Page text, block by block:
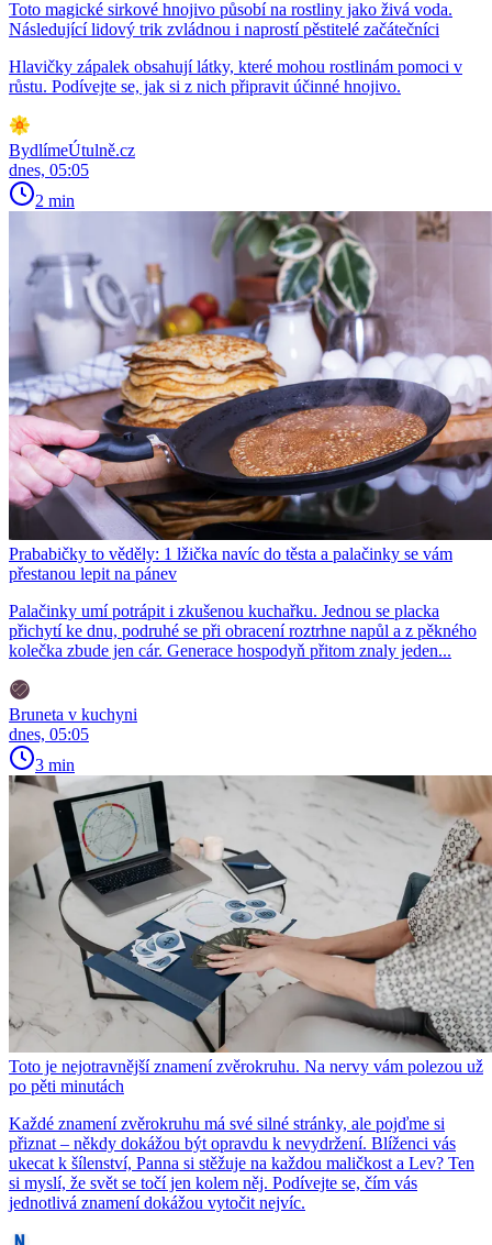
Toto magické sirkové hnojivo působí na rostliny jako živá voda.
Následující lidový trik zvládnou i naprostí pěstitelé začátečníci
Hlavičky zápalek obsahují látky, které mohou rostlinám pomoci v
růstu. Podívejte se, jak si z nich připravit účinné hnojivo.
BydlímeÚtulně.cz
dnes, 05:05
2 min
Prababičky to věděly: 1 lžička navíc do těsta a palačinky se vám
přestanou lepit na pánev
Palačinky umí potrápit i zkušenou kuchařku. Jednou se placka
přichytí ke dnu, podruhé se při obracení roztrhne napůl a z pěkného
kolečka zbude jen cár. Generace hospodyň přitom znaly jeden...
Bruneta v kuchyni
dnes, 05:05
3 min
Toto je nejotravnější znamení zvěrokruhu. Na nervy vám polezou už
po pěti minutách
Každé znamení zvěrokruhu má své silné stránky, ale pojďme si
přiznat – někdy dokážou být opravdu k nevydržení. Blíženci vás
ukecat k šílenství, Panna si stěžuje na každou maličkost a Lev? Ten
si myslí, že svět se točí jen kolem něj. Podívejte se, čím vás
jednotlivá znamení dokážou vytočit nejvíc.